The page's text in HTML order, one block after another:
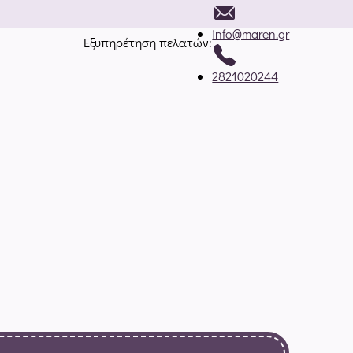
Εξυπηρέτηση πελατών:
info@maren.gr
2821020244